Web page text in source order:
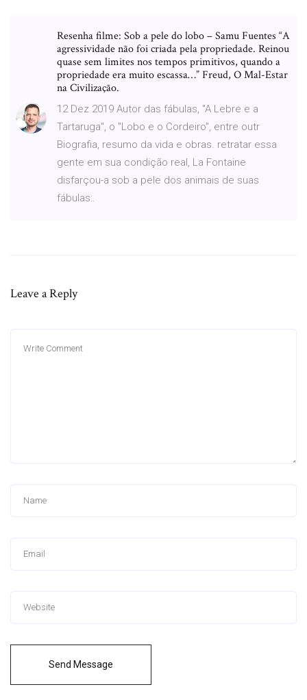
Resenha filme: Sob a pele do lobo – Samu Fuentes “A
agressividade não foi criada pela propriedade. Reinou
quase sem limites nos tempos primitivos, quando a
propriedade era muito escassa…” Freud, O Mal-Estar
na Civilização.
12 Dez 2019 Autor das fábulas, "A Lebre e a
Tartaruga", o "Lobo e o Cordeiro", entre outr
Biografia, resumo da vida e obras. retratar essa
gente em sua condição real, La Fontaine
disfarçou-a sob a pele dos animais de suas
fábulas:.
Leave a Reply
Send Message